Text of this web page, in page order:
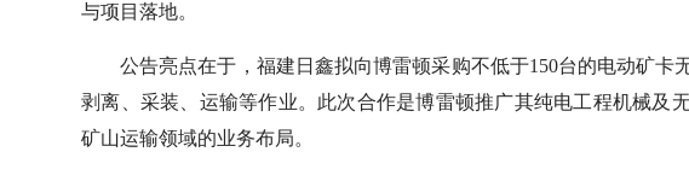
与项目落地。
公告亮点在于，福建日鑫拟向博雷顿采购不低于150台的电动矿卡
剥离、采装、运输等作业。此次合作是博雷顿推广其纯电工程机械及
矿山运输领域的业务布局。